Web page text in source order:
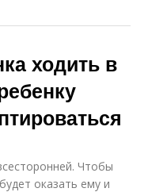
ходить в
Чтобы
оказать ему и